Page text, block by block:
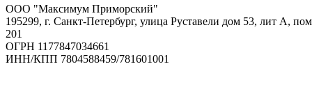
ООО "Максимум Приморский"
195299, г. Санкт-Петербург, улица Руставели дом 53, лит А,
201
ОГРН 1177847034661
ИНН/КПП 7804588459/781601001